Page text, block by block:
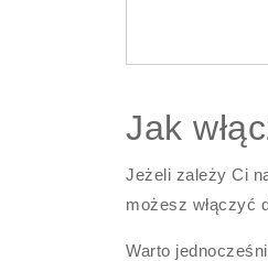
Jak
Jeżeli zależy Ci
możesz włączyć
Warto